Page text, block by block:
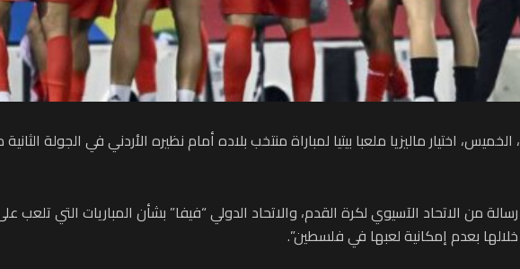
اختيار ماليزيا ملعبا بيتيا لمباراة منتخب بلاده أمام نظيره الأردني في الجولة
من الاتحاد الآسيوي لكرة القدم، والاتحاد الدولي “فيفا” بشأن المباريات التي تلعب